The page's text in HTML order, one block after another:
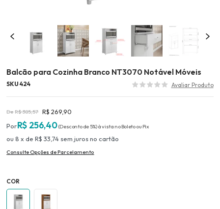
Balcão para Cozinha Branco NT3070 Notável Móveis
SKU 424
R$ 385,57 R$ 269,90
R$ 256,40(Descontode 5%)
8 x de R$ 33,74 sem juros no
COR